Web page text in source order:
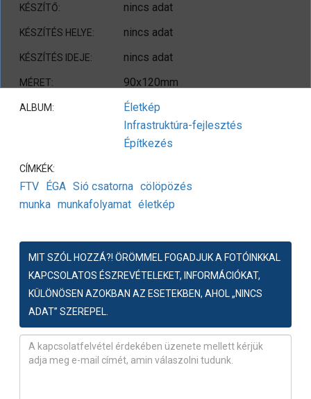
KÉSZÍTŐ: nincs adat
KÉSZÍTÉS HELYE: nincs adat
KÉSZÍTÉS IDEJE: nincs adat
MÉRET: 90x120mm
ALBUM:
Életkép
Infrastruktúra-fejlesztés
Építkezés
CÍMKÉK:
FTV ÉGA Sió csatorna cölöpözés
munka munkafolyamat életkép
MIT SZÓL HOZZÁ?! ÖRÖMMEL FOGADJUK A FOTÓINKKAL
KAPCSOLATOS ÉSZREVÉTELEKET, INFORMÁCIÓKAT,
KÜLÖNÖSEN AZOKBAN AZ ESETEKBEN, AHOL „NINCS
ADAT” SZEREPEL.